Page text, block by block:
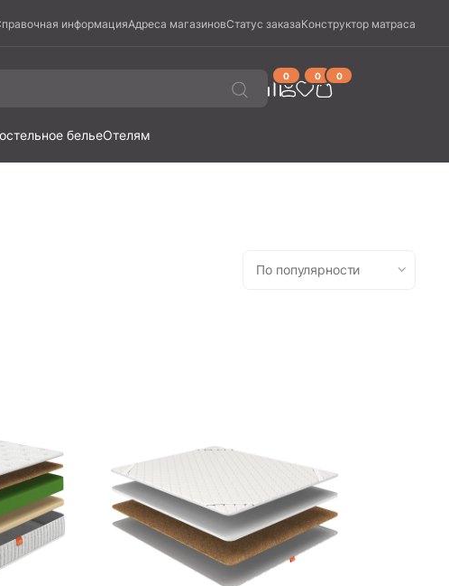
информацияАдреса магазиновСтатус заказаКонструктор матраса
0 0 0
бельеОтелям
По популярности